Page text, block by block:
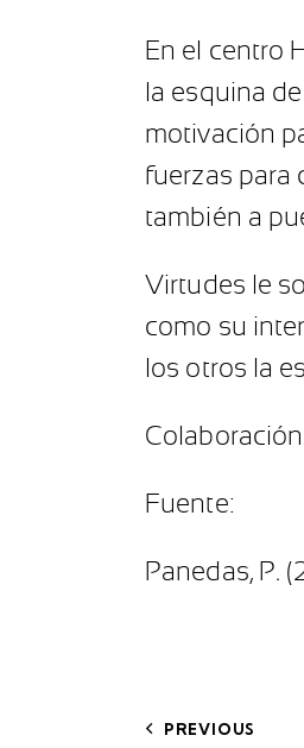
En el centro
la esquina
motivación
fuerzas para
también a
Virtudes le
como su
los otros la
Fuente:
Panedas, P.
PREVIOUS